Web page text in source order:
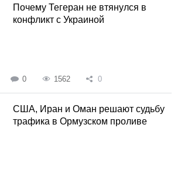
Почему Тегеран не втянулся в
конфликт с Украиной
0 1562 0
США, Иран и Оман решают судьбу
трафика в Ормузском проливе